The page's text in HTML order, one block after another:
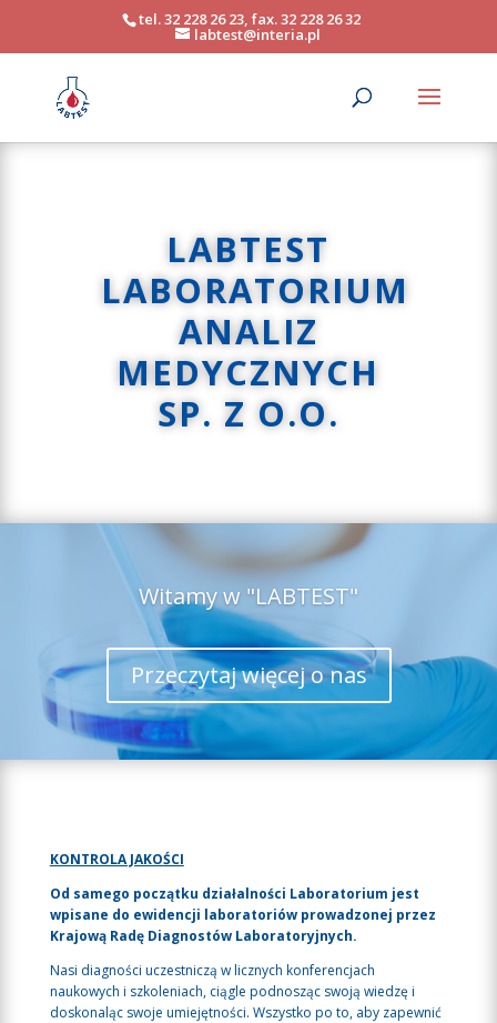
tel. 32 228 26 23, fax. 32 228 26 32
labtest@interia.pl
LABTEST
LABORATORIUM
ANALIZ
MEDYCZNYCH
SP. Z O.O.
Witamy w "LABTEST"
Przeczytaj więcej o nas
KONTROLA JAKOŚCI
Od samego początku działalności Laboratorium jest
wpisane do ewidencji laboratoriów prowadzonej przez
Krajową Radę Diagnostów Laboratoryjnych.
Nasi diagności uczestniczą w licznych konferencjach
naukowych i szkoleniach, ciągle podnosząc swoją wiedzę i
doskonaląc swoje umiejętności. Wszystko po to, aby zapewnić